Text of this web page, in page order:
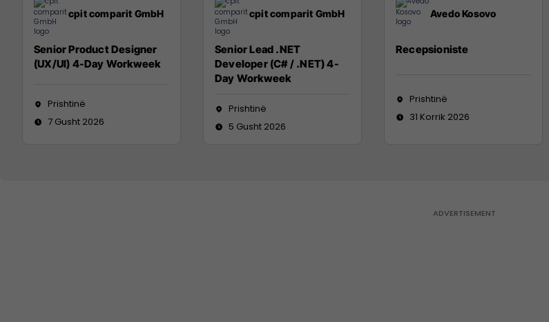
cpit comparit GmbH
Senior Product Designer
(UX/UI) 4-Day Workweek
Prishtinë
7 Gusht 2026
cpit comparit GmbH
Senior Lead .NET
Developer (C# / .NET) 4-
Day Workweek
Prishtinë
5 Gusht 2026
Avedo Kosovo
Recepsioniste
Prishtinë
31 Korrik 2026